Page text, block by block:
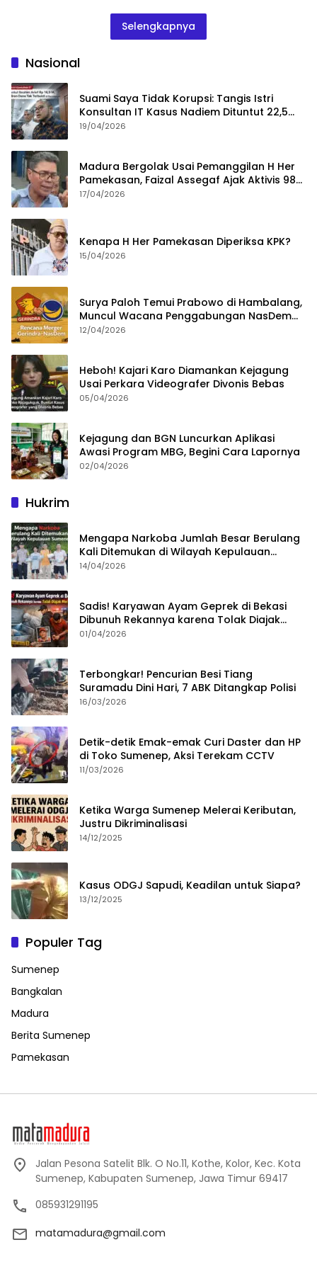
Selengkapnya
Nasional
Suami Saya Tidak Korupsi: Tangis Istri
Konsultan IT Kasus Nadiem Dituntut 22,5
Tahun
19/04/2026
Madura Bergolak Usai Pemanggilan H Her
Pamekasan, Faizal Assegaf Ajak Aktivis 98
Bongkar Permainan KPK
17/04/2026
Kenapa H Her Pamekasan Diperiksa KPK?
15/04/2026
Surya Paloh Temui Prabowo di Hambalang,
Muncul Wacana Penggabungan NasDem
dan Gerindra
12/04/2026
Heboh! Kajari Karo Diamankan Kejagung
Usai Perkara Videografer Divonis Bebas
05/04/2026
Kejagung dan BGN Luncurkan Aplikasi
Awasi Program MBG, Begini Cara Lapornya
02/04/2026
Hukrim
Mengapa Narkoba Jumlah Besar Berulang
Kali Ditemukan di Wilayah Kepulauan
Sumenep?
14/04/2026
Sadis! Karyawan Ayam Geprek di Bekasi
Dibunuh Rekannya karena Tolak Diajak
Merampok Majikan
01/04/2026
Terbongkar! Pencurian Besi Tiang
Suramadu Dini Hari, 7 ABK Ditangkap Polisi
16/03/2026
Detik-detik Emak-emak Curi Daster dan HP
di Toko Sumenep, Aksi Terekam CCTV
11/03/2026
Ketika Warga Sumenep Melerai Keributan,
Justru Dikriminalisasi
14/12/2025
Kasus ODGJ Sapudi, Keadilan untuk Siapa?
13/12/2025
Populer Tag
Sumenep
Bangkalan
Madura
Berita Sumenep
Pamekasan
Jalan Pesona Satelit Blk. O No.11, Kothe, Kolor, Kec. Kota
Sumenep, Kabupaten Sumenep, Jawa Timur 69417
085931291195
matamadura@gmail.com